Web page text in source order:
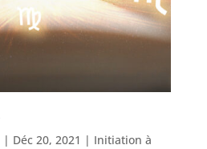
| Déc 20, 2021 | Initiation à